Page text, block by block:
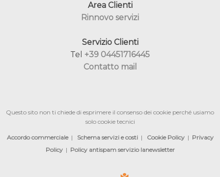
Area Clienti
Rinnovo servizi
Servizio Clienti
Tel +39 04451716445
Contatto mail
Questo sito non ti chiede di esprimere il consenso dei cookie perché usiamo
solo cookie tecnici
Accordo commerciale| Schema servizi e costi| Cookie Policy| Privacy
Policy| Policy antispam servizio lanewsletter